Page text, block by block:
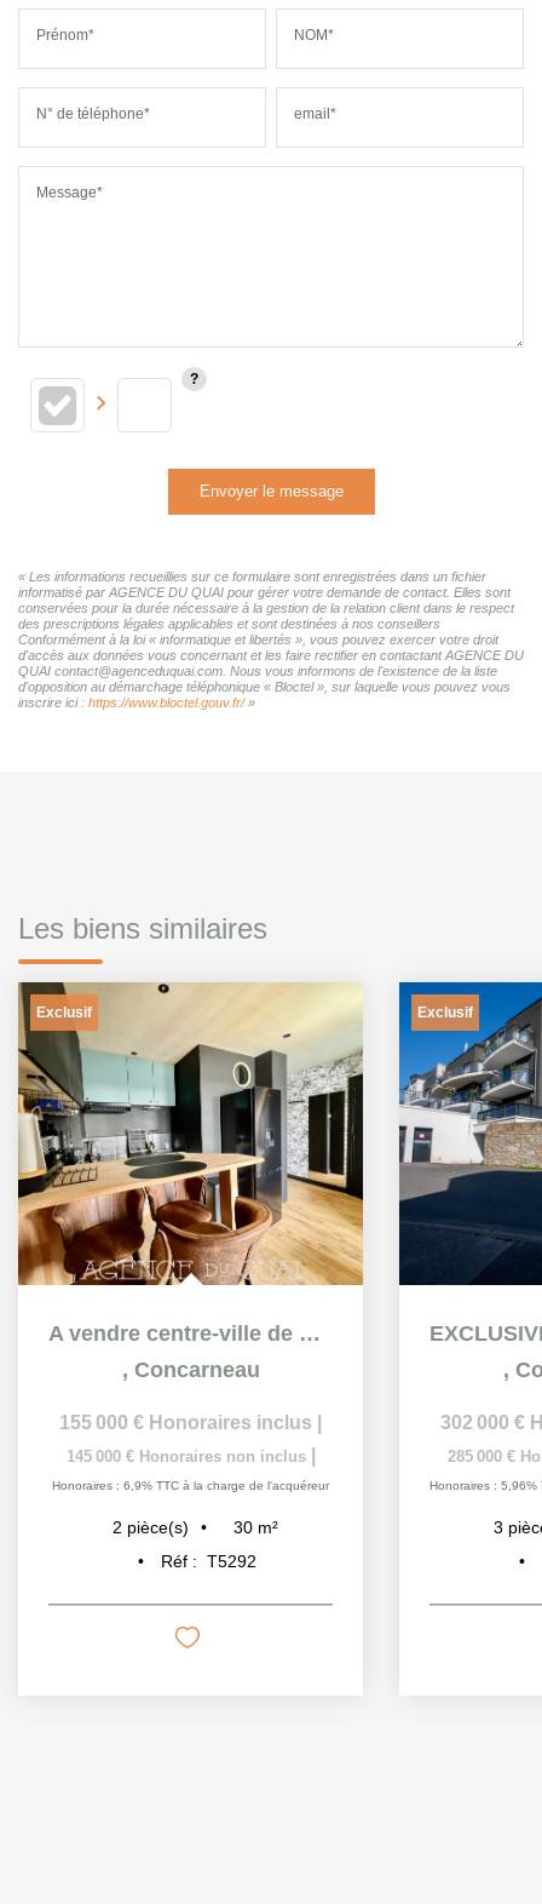
Prénom* NOM*
N° de téléphone* email*
Message*
Envoyer le message
« Les informations recueillies sur ce formulaire sont enregistrées dans un fichier
informatisé par AGENCE DU QUAI pour gérer votre demande de contact. Elles sont
conservées pour la durée nécessaire à la gestion de la relation client dans le respect
des prescriptions légales applicables et sont destinées à nos conseillers
Conformément à la loi « informatique et libertés », vous pouvez exercer votre droit
d'accès aux données vous concernant et les faire rectifier en contactant AGENCE DU
QUAI contact@agenceduquai.com. Nous vous informons de l'existence de la liste
d'opposition au démarchage téléphonique « Bloctel », sur laquelle vous pouvez vous
inscrire ici : https://www.bloctel.gouv.fr/»
Les biens similaires
Exclusif
A vendre centre-ville de Concarneau - Appartement T2 de 28...
, Concarneau
155 000 € Honoraires inclus
145 000 € Honoraires non inclus
Honoraires : 6,9% TTC à la charge de l'acquéreur
2 pièce(s) 30 m²
Réf : T5292
Exclusif
,
302 000 €
285 000 €
Honoraires : 5,96%
3